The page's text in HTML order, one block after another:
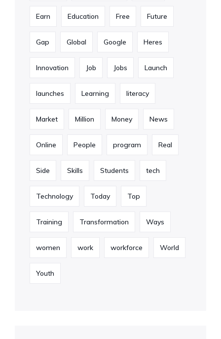
Earn Education Free Future
Gap Global Google Heres
Innovation Job Jobs Launch
launches Learning literacy
Market Million Money News
Online People program Real
Side Skills Students tech
Technology Today Top
Training Transformation Ways
women work workforce World
Youth